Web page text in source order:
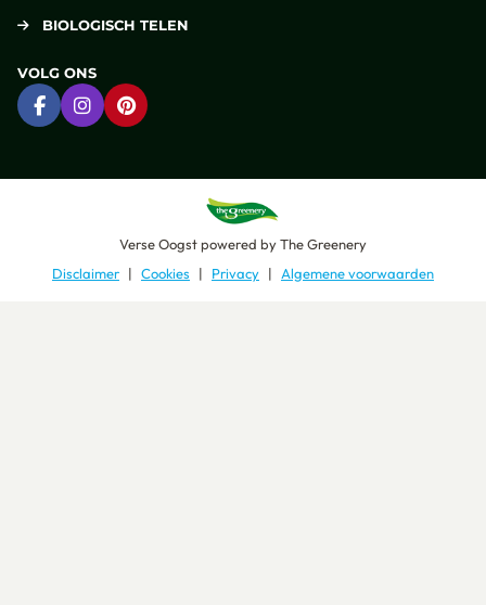
BIOLOGISCH TELEN
VOLG ONS
Ga naar Facebook
Ga naar Instagram
Ga naar Pinterest
Verse Oogstpowered byThe Greenery
Disclaimer
Cookies Privacy Algemene voorwaarden